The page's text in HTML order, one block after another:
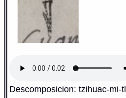
Descomposicion: tzihuac-mi-tl